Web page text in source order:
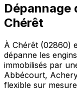
Dépannage
Chérêt
À Chérêt (02860)
dépanne les
immobilisés par
Abbécourt,
flexible sur